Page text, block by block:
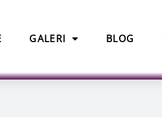
GALERI BLOG